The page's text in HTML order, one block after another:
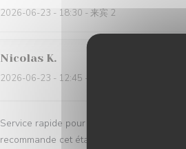
2026-06-23 - 18:30 - 来宾 2
Nicolas K
2026-06-23 - 12:45 - 来宾 2
Service rapide pour une pause déjeuner
recommande cet établissement